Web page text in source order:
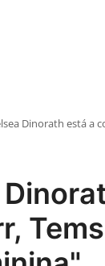
Dinorath está a